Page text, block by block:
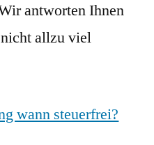
antworten Ihnen
allzu viel
wann steuerfrei?